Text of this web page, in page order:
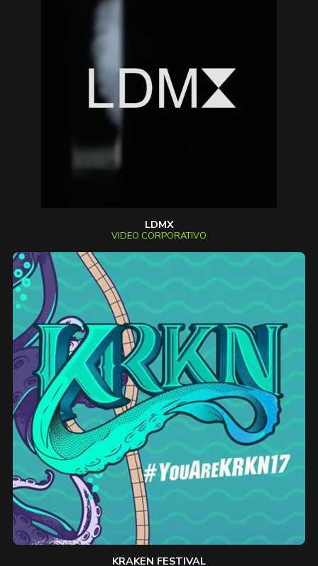
LDMX
VIDEO CORPORATIVO
KRAKEN FESTIVAL